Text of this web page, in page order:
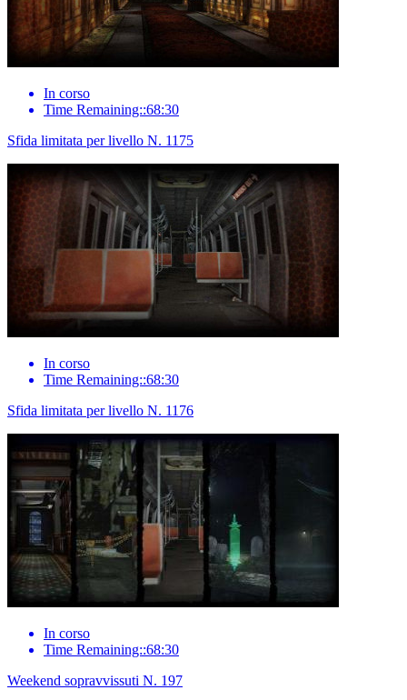
In corso
Time Remaining::68:30
Sfida limitata per livello N. 1175
In corso
Time Remaining::68:30
Sfida limitata per livello N. 1176
In corso
Time Remaining::68:30
Weekend sopravvissuti N. 197